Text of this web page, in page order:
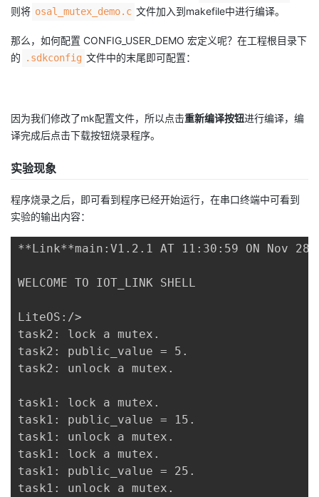
则将 osal_mutex_demo.c 文件加入到makefile中进行编译。
那么，如何配置 CONFIG_USER_DEMO 宏定义呢？在工程根目录下
的
.sdkconfig 文件中的末尾即可配置：
因为我们修改了mk配置文件，所以点击重新编译按钮进行编译，编
译完成后点击下载按钮烧录程序。
实验现象
程序烧录之后，即可看到程序已经开始运行，在串口终端中可看到
实验的输出内容：
**Link**main:V1.2.1 AT 11:30:59 ON Nov 28
WELCOME TO IOT_LINK SHELL
LiteOS:/>
task2: lock a mutex.
task2: public_value = 5.
task2: unlock a mutex.
task1: lock a mutex.
task1: public_value = 15.
task1: unlock a mutex.
task1: lock a mutex.
task1: public_value = 25.
task1: unlock a mutex.